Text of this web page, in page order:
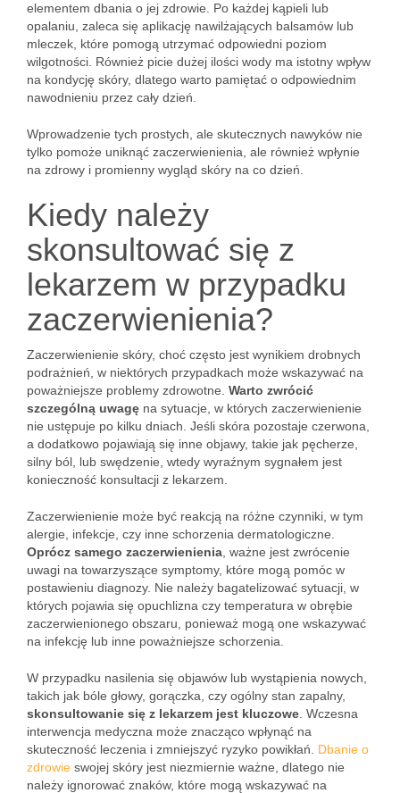
elementem dbania o jej zdrowie. Po każdej kąpieli lub
opalaniu, zaleca się aplikację nawilżających balsamów lub
mleczek, które pomogą utrzymać odpowiedni poziom
wilgotności. Również picie dużej ilości wody ma istotny wpływ
na kondycję skóry, dlatego warto pamiętać o odpowiednim
nawodnieniu przez cały dzień.
Wprowadzenie tych prostych, ale skutecznych nawyków nie
tylko pomoże uniknąć zaczerwienienia, ale również wpłynie
na zdrowy i promienny wygląd skóry na co dzień.
Kiedy należy
skonsultować się z
lekarzem w przypadku
zaczerwienienia?
Zaczerwienienie skóry, choć często jest wynikiem drobnych
podrażnień, w niektórych przypadkach może wskazywać na
poważniejsze problemy zdrowotne. Warto zwrócić
szczególną uwagę na sytuacje, w których zaczerwienienie
nie ustępuje po kilku dniach. Jeśli skóra pozostaje czerwona,
a dodatkowo pojawiają się inne objawy, takie jak pęcherze,
silny ból, lub swędzenie, wtedy wyraźnym sygnałem jest
konieczność konsultacji z lekarzem.
Zaczerwienienie może być reakcją na różne czynniki, w tym
alergie, infekcje, czy inne schorzenia dermatologiczne.
Oprócz samego zaczerwienienia , ważne jest zwrócenie
uwagi na towarzyszące symptomy, które mogą pomóc w
postawieniu diagnozy. Nie należy bagatelizować sytuacji, w
których pojawia się opuchlizna czy temperatura w obrębie
zaczerwienionego obszaru, ponieważ mogą one wskazywać
na infekcję lub inne poważniejsze schorzenia.
W przypadku nasilenia się objawów lub wystąpienia nowych,
takich jak bóle głowy, gorączka, czy ogólny stan zapalny,
skonsultowanie się z lekarzem jest kluczowe . Wczesna
interwencja medyczna może znacząco wpłynąć na
skuteczność leczenia i zmniejszyć ryzyko powikłań. Dbanie o
zdrowie swojej skóry jest niezmiernie ważne, dlatego nie
należy ignorować znaków, które mogą wskazywać na